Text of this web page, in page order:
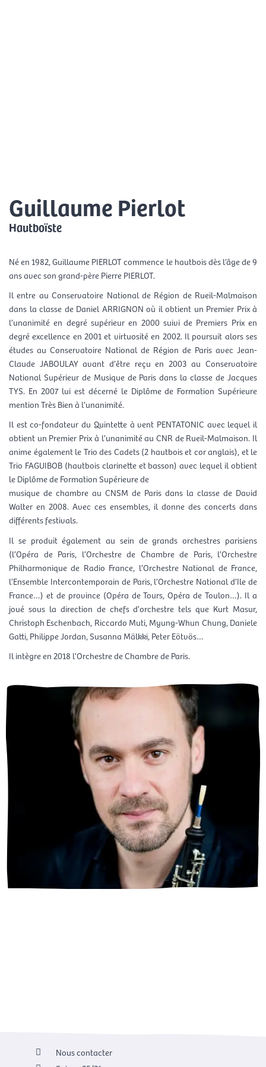
Guillaume Pierlot
Hautboïste
Né en 1982, Guillaume PIERLOT commence le hautbois dès l’âge de 9
ans avec son grand-père Pierre PIERLOT.
Il entre au Conservatoire National de Région de Rueil-Malmaison
dans la classe de Daniel ARRIGNON où il obtient un Premier Prix à
l’unanimité en degré supérieur en 2000 suivi de Premiers Prix en
degré excellence en 2001 et virtuosité en 2002. Il poursuit alors ses
études au Conservatoire National de Région de Paris avec Jean-
Claude JABOULAY avant d’être reçu en 2003 au Conservatoire
National Supérieur de Musique de Paris dans la classe de Jacques
TYS. En 2007 lui est décerné le Diplôme de Formation Supérieure
mention Très Bien à l’unanimité.
Il est co-fondateur du Quintette à vent PENTATONIC avec lequel il
obtient un Premier Prix à l’unanimité au CNR de Rueil-Malmaison. Il
anime également le Trio des Cadets (2 hautbois et cor anglais), et le
Trio FAGUIBOB (hautbois clarinette et basson) avec lequel il obtient
le Diplôme de Formation Supérieure de
musique de chambre au CNSM de Paris dans la classe de David
Walter en 2008. Avec ces ensembles, il donne des concerts dans
différents festivals.
Il se produit également au sein de grands orchestres parisiens
(l’Opéra de Paris, l’Orchestre de Chambre de Paris, l’Orchestre
Philharmonique de Radio France, l’Orchestre National de France,
l’Ensemble Intercontemporain de Paris, l’Orchestre National d’Ile de
France…) et de province (Opéra de Tours, Opéra de Toulon…). Il a
joué sous la direction de chefs d’orchestre tels que Kurt Masur,
Christoph Eschenbach, Riccardo Muti, Myung-Whun Chung, Daniele
Gatti, Philippe Jordan, Susanna Mälkki, Peter Eötvös…
Il intègre en 2018 l’Orchestre de Chambre de Paris.
Nous contacter